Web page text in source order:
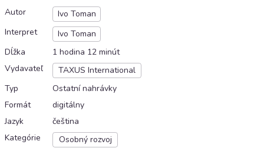
Autor
Ivo Toman
Interpret
Ivo Toman
Dĺžka
1 hodina 12 minút
Vydavateľ
TAXUS International
Typ
Ostatní nahrávky
Formát
digitálny
Jazyk
čeština
Kategórie
Osobný rozvoj